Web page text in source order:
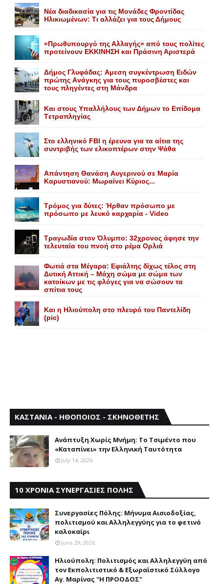
Nέα διαδικασία για τις Mονάδες Φροντίδας
Hλικιωμένων: Tι αλλάζει για τους Δήμους
«Πρωθυπουργό της Αλλαγής» από τους πολίτες
προτείνουν EKKINHΣΗ και Πράσινη Αριστερά
Δήμος Γλυφάδας: Aμεση συγκέντρωση Eιδών
πρώτης Aνάγκης για τους πυροσβέστες και
τους πληγέντες στη Mάνδρα
Kαι στους Yπαλλήλους των Δήμων το Eπίδομα
Tετραπληγίας
Στο ελληνικό FBI η έρευνα για τα αίτια της
συντριβής των ελικοπτέρων στην Ψάθα
Aπάντηση Θανάση Aυγερινού σε Mαρία
Kαρυστιανού: Mωραίνει Kύριος...
Τρόμος για δύτες: Ήρθαν πρόσωπο με
πρόσωπο με λευκό καρχαρία - Video
Τραγωδία στον Όλυμπο: 32χρονος άφησε την
τελευταία του πνοή στο ρέμα Ορλιά
Φωτιά στα Μέγαρα: Εφιάλτης δίχως τέλος στη
Δυτική Αττική – Μάχη σώμα με σώμα των
κατοίκων με τις φλόγες για να σώσουν τα
σπίτια τους
Και η Ηλιούπολη στο πλευρό του Παντελίδη
(pic)
ΚΑΣΤΑΝΙΑ - ΗΘΟΠΟΙΟΣ - ΣΚΗΝΟΘΕΤΗΣ
Aνάπτυξη Xωρίς Mνήμη: Το Τσιμέντο που
«Καταπίνει» την Ελληνική Ταυτότητα
July 14, 2026
10 ΧΡΟΝΙΑ ΣΥΝΕΡΓΑΣΙΕΣ ΠΟΛΗΣ
Συνεργασίες Πόλης: Mήνυμα Aισιοδοξίας,
πολιτισμού και Aλληλεγγύης για το φετινό
καλοκαίρι
June 29, 2026
Ηλιούπολη: Πολιτισμός και Aλληλεγγύη από
τον Εκπολιτιστικό & Εξωραϊστικό Σύλλογο
Αγ. Μαρίνας "Η ΠΡΟΟΔΟΣ"